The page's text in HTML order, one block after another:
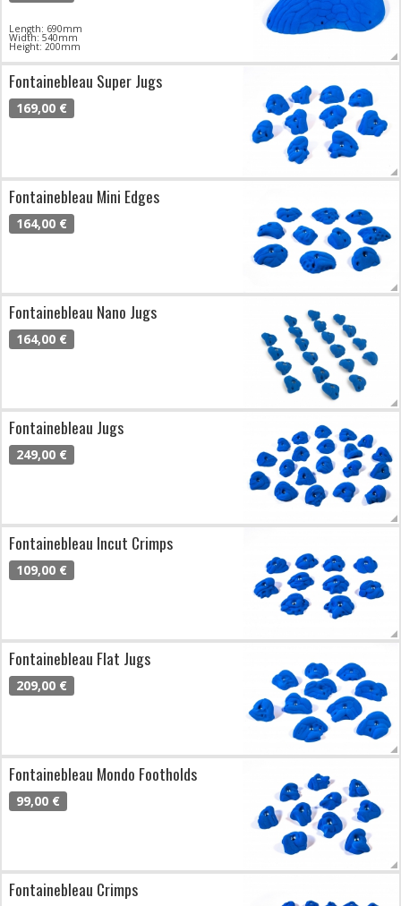
Length: 690mm
Width: 540mm
Height: 200mm
Fontainebleau Super Jugs
169,00 €
Fontainebleau Mini Edges
164,00 €
Fontainebleau Nano Jugs
164,00 €
Fontainebleau Jugs
249,00 €
Fontainebleau Incut Crimps
109,00 €
Fontainebleau Flat Jugs
209,00 €
Fontainebleau Mondo Footholds
99,00 €
Fontainebleau Crimps